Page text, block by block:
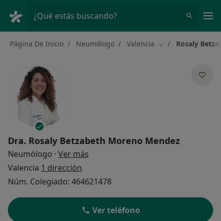
¿Qué estás buscando?
Página De Inicio Neumólogo Valencia Cambiar de ciudad
Rosaly
Dra. Rosaly Betzabeth Moreno Mendez
Neumólogo · Ver más
Valencia 1 dirección
Núm. Colegiado: 464621478
Ver teléfono